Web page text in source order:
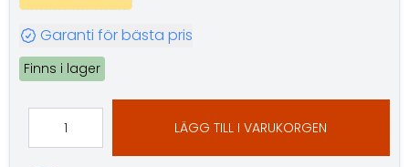
Garanti för bästa pris
Finns i lager
LÄGG TILL I VARUKORGEN